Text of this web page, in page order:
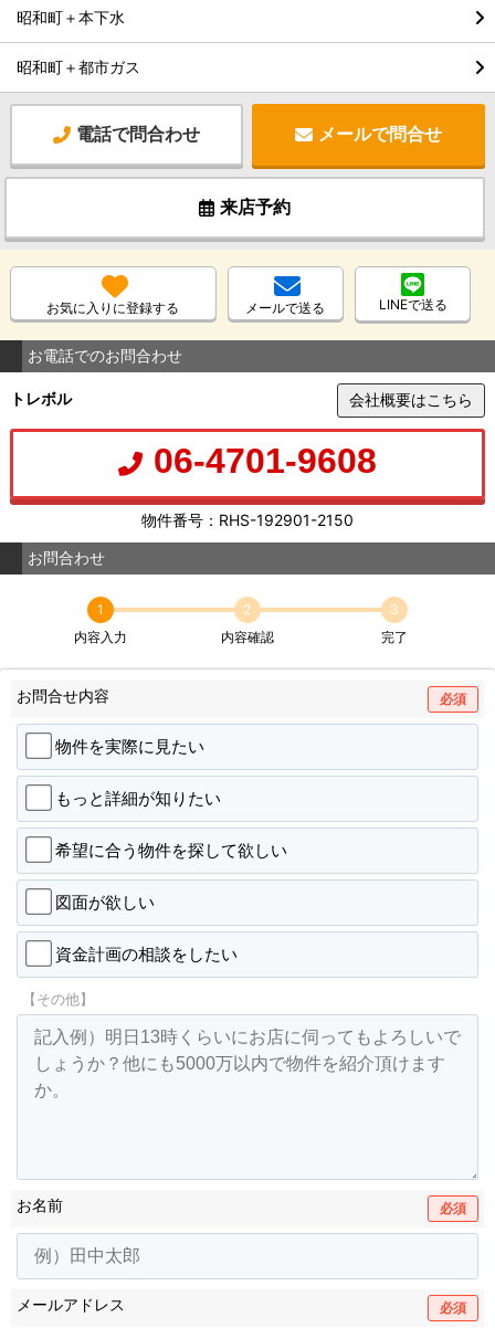
昭和町＋本下水
昭和町＋都市ガス
電話で問合わせ メールで問合せ
来店予約
お気に入りに登録する メールで送る LINEで送る
お電話でのお問合わせ
トレボル 会社概要はこちら
06-4701-9608
物件番号：RHS-192901-2150
お問合わせ
1
内容入力
2
内容確認
3
完了
お問合せ内容 必須
物件を実際に見たい
もっと詳細が知りたい
希望に合う物件を探して欲しい
図面が欲しい
資金計画の相談をしたい
【その他】
お名前 必須
メールアドレス 必須